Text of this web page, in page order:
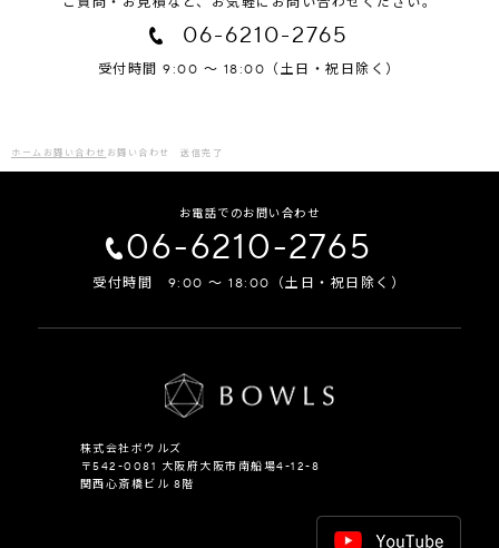
06-6210-2765
受付時間 9:00 ～ 18:00（土日・祝日除く）
ホーム お問い合わせ お問い合わせ 送信完了
お電話でのお問い合わせ
06-6210-2765
受付時間 9:00 ～ 18:00（土日・祝日除く）
株式会社ボウルズ
〒542-0081 大阪府大阪市南船場4-12-8
関西心斎橋ビル 8階